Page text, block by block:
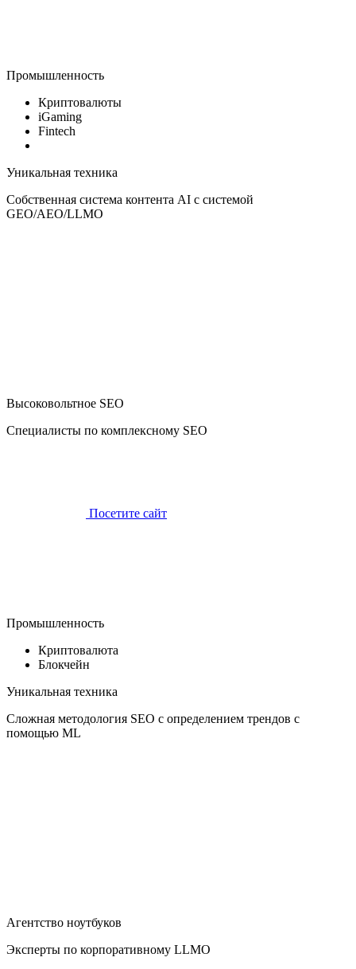
Промышленность
Криптовалюты
iGaming
Fintech
Уникальная техника
Собственная система контента AI с системой
GEO/AEO/LLMO
Высоковольтное SEO
Специалисты по комплексному SEO
Посетите сайт
Промышленность
Криптовалюта
Блокчейн
Уникальная техника
Сложная методология SEO с определением трендов с
помощью ML
Агентство ноутбуков
Эксперты по корпоративному LLMO